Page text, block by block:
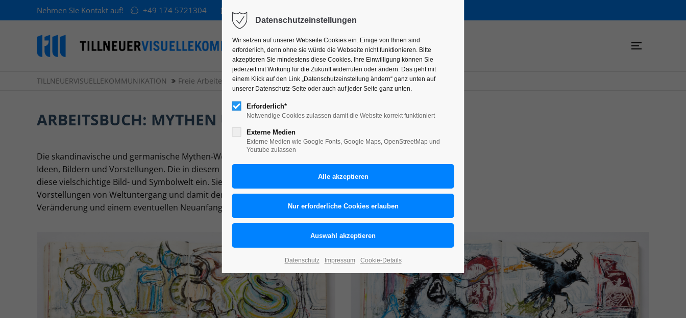
Nehmen Sie Kontakt auf! +49 174 5721304 hallo@tillneuer.de
TILLNEUERVISUELLEKOMMUNIKATION Freie Arbeiten Dämonstration
ARBEITSBUCH: MYTHEN UND SAGEN
Die skandinavische und germanische Mythen-Welt birgt einen reichhaltigen Schatz an faszinierenden
Ideen, Bildern und Vorstellungen. Die in diesem Buch erarbeiteten grafischen Umsetzungen tauchen in
diese vielschichtige Bild- und Symbolwelt ein. Sie beschäftigen sich mit existenziellen mythologischen
Vorstellungen von Weltuntergang und damit dem Tod, dem Ende, der Angst – aber auch mit
Veränderung und einem eventuellen Neuanfang.
Datenschutzeinstellungen
Wir setzen auf unserer Webseite Cookies ein. Einige von Ihnen sind
erforderlich, denn ohne sie würde die Webseite nicht funktionieren. Bitte
akzeptieren Sie mindestens diese Cookies. Ihre Einwilligung können Sie
jederzeit mit Wirkung für die Zukunft widerrufen oder ändern. Das geht mit
einem Klick auf den Link „Datenschutzeinstellung ändern“ ganz unten auf
unserer Datenschutz-Seite oder auch auf jeder Seite ganz unten.
Erforderlich*
Notwendige Cookies zulassen damit die Website korrekt funktioniert
Externe Medien
Externe Medien wie Google Fonts, Google Maps, OpenStreetMap und
Youtube zulassen
Datenschutz Impressum Cookie-Details